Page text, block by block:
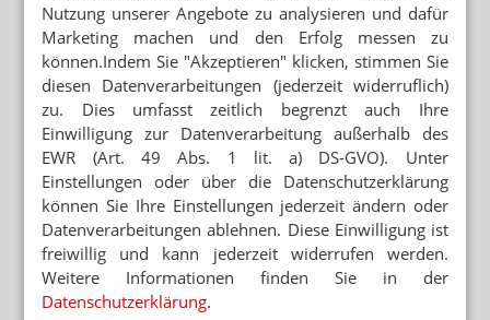
Nutzung unserer Angebote zu analysieren und dafür
Marketing machen und den Erfolg messen zu
können.Indem Sie "Akzeptieren" klicken, stimmen Sie
diesen Datenverarbeitungen (jederzeit widerruflich)
zu. Dies umfasst zeitlich begrenzt auch Ihre
Einwilligung zur Datenverarbeitung außerhalb des
EWR (Art. 49 Abs. 1 lit. a) DS-GVO). Unter
Einstellungen oder über die Datenschutzerklärung
können Sie Ihre Einstellungen jederzeit ändern oder
Datenverarbeitungen ablehnen. Diese Einwilligung ist
freiwillig und kann jederzeit widerrufen werden.
Weitere Informationen finden Sie in der
Datenschutzerklärung.